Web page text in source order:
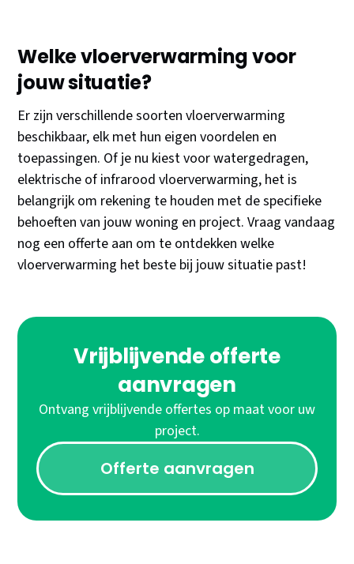
Welke vloerverwarming voor
jouw situatie?
Er zijn verschillende soorten vloerverwarming
beschikbaar, elk met hun eigen voordelen en
toepassingen. Of je nu kiest voor watergedragen,
elektrische of infrarood vloerverwarming, het is
belangrijk om rekening te houden met de specifieke
behoeften van jouw woning en project. Vraag vandaag
nog een offerte aan om te ontdekken welke
vloerverwarming het beste bij jouw situatie past!
Vrijblijvende offerte
aanvragen
Ontvang vrijblijvende offertes op maat voor uw
project.
Offerte aanvragen